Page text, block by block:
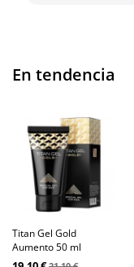
En tendencia
Titan Gel Gold
Aumento 50 ml